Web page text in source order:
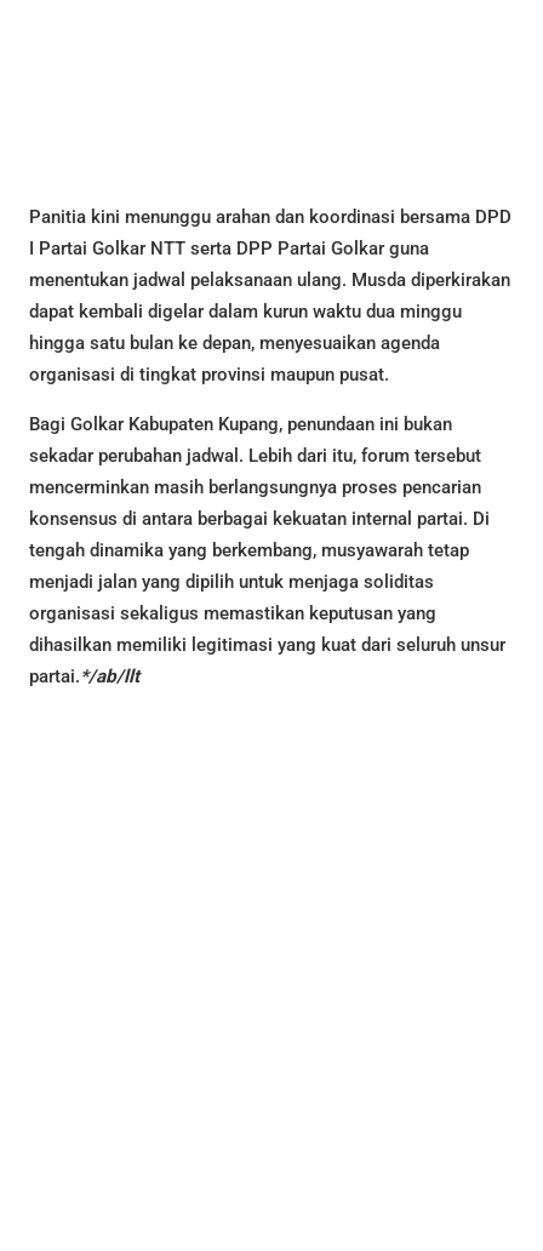
Panitia kini menunggu arahan dan koordinasi bersama DPD
I Partai Golkar NTT serta DPP Partai Golkar guna
menentukan jadwal pelaksanaan ulang. Musda diperkirakan
dapat kembali digelar dalam kurun waktu dua minggu
hingga satu bulan ke depan, menyesuaikan agenda
organisasi di tingkat provinsi maupun pusat.
Bagi Golkar Kabupaten Kupang, penundaan ini bukan
sekadar perubahan jadwal. Lebih dari itu, forum tersebut
mencerminkan masih berlangsungnya proses pencarian
konsensus di antara berbagai kekuatan internal partai. Di
tengah dinamika yang berkembang, musyawarah tetap
menjadi jalan yang dipilih untuk menjaga soliditas
organisasi sekaligus memastikan keputusan yang
dihasilkan memiliki legitimasi yang kuat dari seluruh unsur
partai.*/ab/llt